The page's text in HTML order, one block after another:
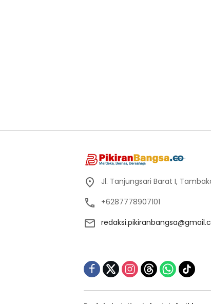
Jl. Tanjungsari Barat I,
+6287778907101